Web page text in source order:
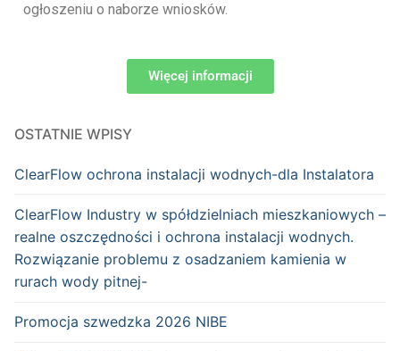
ogłoszeniu o naborze wniosków.
Więcej informacji
OSTATNIE WPISY
ClearFlow ochrona instalacji wodnych-dla Instalatora
ClearFlow Industry w spółdzielniach mieszkaniowych –
realne oszczędności i ochrona instalacji wodnych.
Rozwiązanie problemu z osadzaniem kamienia w
rurach wody pitnej-
Promocja szwedzka 2026 NIBE